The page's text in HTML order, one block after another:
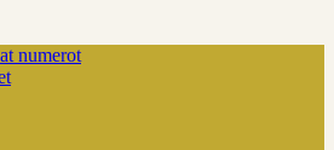
numerot